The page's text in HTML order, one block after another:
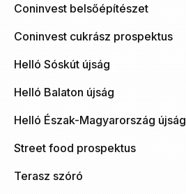
Coninvest belsőépítészet
Coninvest cukrász prospektus
Helló Sóskút újság
Helló Balaton újság
Helló Észak-Magyarország újság
Street food prospektus
Terasz szóró